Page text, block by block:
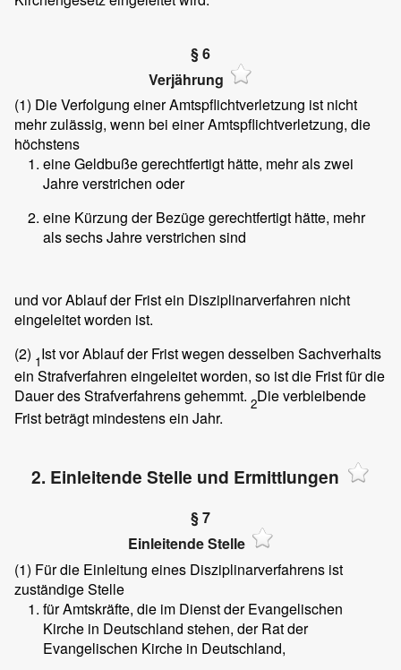
§ 6
Verjährung
(1) Die Verfolgung einer Amtspflichtverletzung ist nicht
mehr zulässig, wenn bei einer Amtspflichtverletzung, die
höchstens
eine Geldbuße gerechtfertigt hätte, mehr als zwei
Jahre verstrichen oder
eine Kürzung der Bezüge gerechtfertigt hätte, mehr
als sechs Jahre verstrichen sind
und vor Ablauf der Frist ein Disziplinarverfahren nicht
eingeleitet worden ist.
(2) 1Ist vor Ablauf der Frist wegen desselben Sachverhalts
ein Strafverfahren eingeleitet worden, so ist die Frist für die
Dauer des Strafverfahrens gehemmt. 2Die verbleibende
Frist beträgt mindestens ein Jahr.
2. Einleitende Stelle und Ermittlungen
§ 7
Einleitende Stelle
(1) Für die Einleitung eines Disziplinarverfahrens ist
zuständige Stelle
für Amtskräfte, die im Dienst der Evangelischen
Kirche in Deutschland stehen, der Rat der
Evangelischen Kirche in Deutschland,